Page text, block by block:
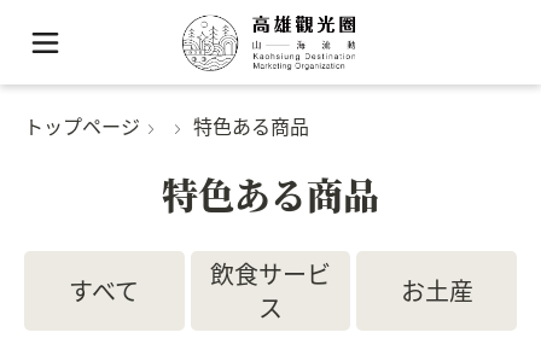
トップページ 特色ある商品
特色ある商品
すべて
飲食サービ
ス
お土産